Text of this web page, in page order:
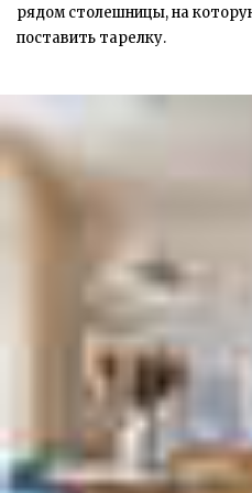
рядом столешницы, на
поставить тарелку.